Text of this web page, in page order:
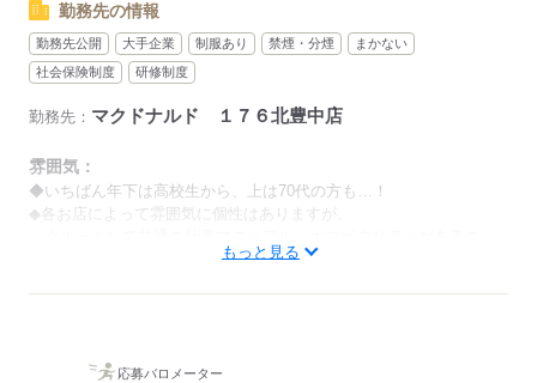
勤務先の情報
勤務先公開 大手企業 制服あり 禁煙・分煙
まかない
社会保険制度
研修制度
勤務先： マクドナルド １７６北豊中店
雰囲気：
◆いちばん年下は高校生から、上は70代の方も…！
◆各お店によって雰囲気に個性はありますが、
ひとりで
もっと見る
応募バロメーター